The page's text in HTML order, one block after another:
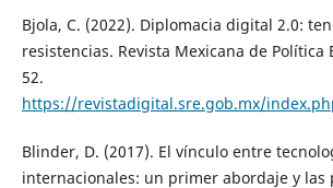
Bjola, C. (2022). Diplomacia digital 2.0:
resistencias. Revista Mexicana de Política
52.
https://revistadigital.sre.gob.mx/
Blinder, D. (2017). El vínculo entre
internacionales: un primer abordaje y las